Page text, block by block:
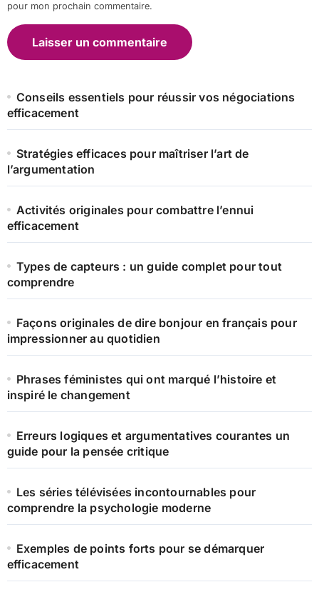
pour mon prochain commentaire.
Conseils essentiels pour réussir vos négociations
efficacement
Stratégies efficaces pour maîtriser l’art de
l’argumentation
Activités originales pour combattre l’ennui
efficacement
Types de capteurs : un guide complet pour tout
comprendre
Façons originales de dire bonjour en français pour
impressionner au quotidien
Phrases féministes qui ont marqué l’histoire et
inspiré le changement
Erreurs logiques et argumentatives courantes un
guide pour la pensée critique
Les séries télévisées incontournables pour
comprendre la psychologie moderne
Exemples de points forts pour se démarquer
efficacement